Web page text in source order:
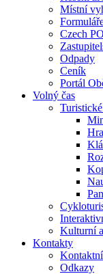
Místní
Czech
Odpady
Ceník
Portál
Volný čas
Kulturní
Kontakty
Odkazy